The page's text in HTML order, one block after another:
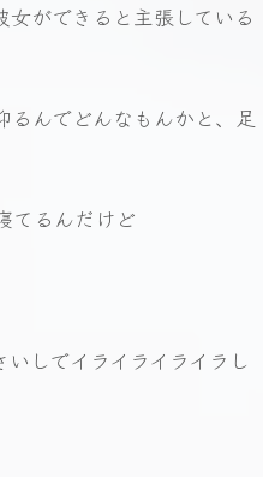
ができると主張している
んでどんなもんかと、足
てるんだけど
しでイライライライラし